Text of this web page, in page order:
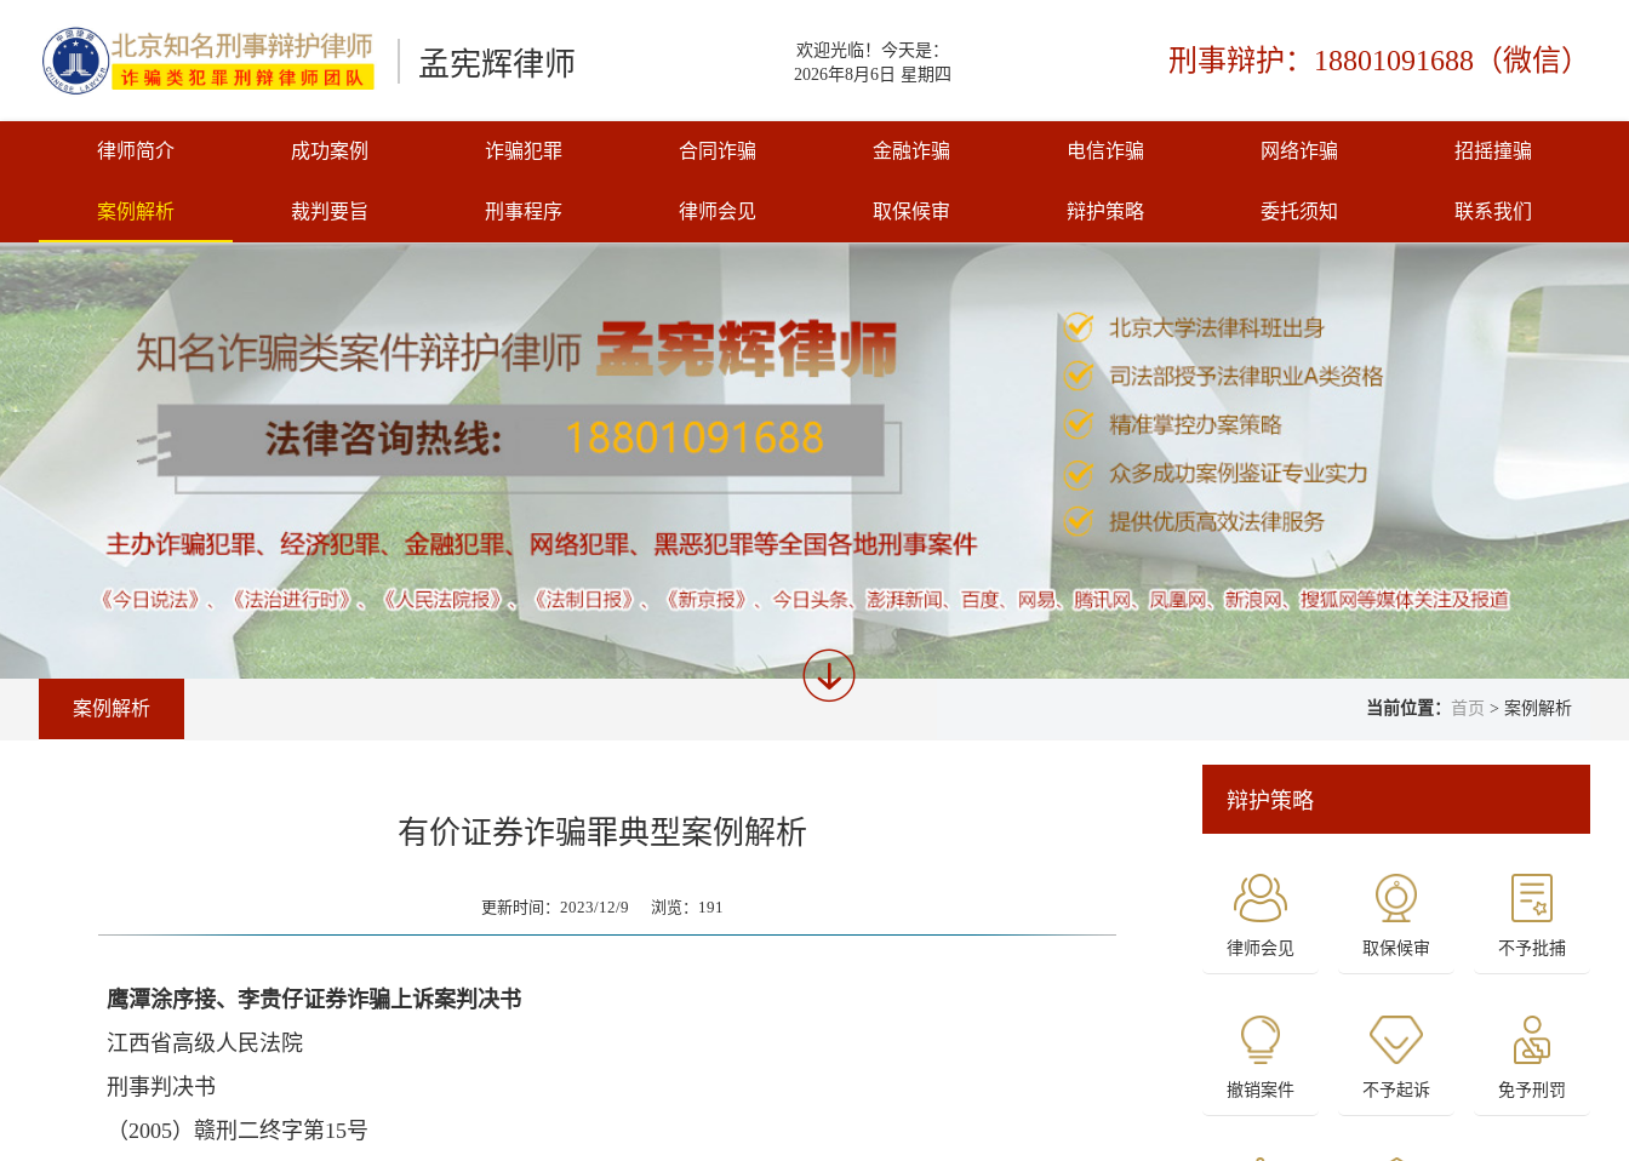
孟宪辉律师
欢迎光临！今天是：
2026年8月6日 星期四
刑事辩护：18801091688（微信）
律师简介 成功案例 诈骗犯罪 合同诈骗 金融诈骗 电信诈骗 网络诈骗 招摇撞骗
案例解析 裁判要旨 刑事程序 律师会见 取保候审 辩护策略 委托须知 联系我们
案例解析 当前位置： 首页 > 案例解析
有价证券诈骗罪典型案例解析
更新时间：2023/12/9 浏览： 191
鹰潭涂序接、李贵仔证券诈骗上诉案判决书
江西省高级人民法院
刑事判决书
（2005）赣刑二终字第15号
辩护策略
律师会见 取保候审 不予批捕
撤销案件 不予起诉 免予刑罚